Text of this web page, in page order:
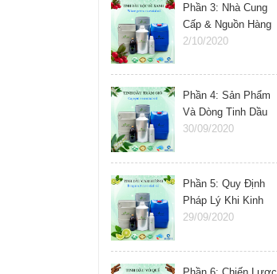
Phần 3: Nhà Cung
Cấp & Nguồn Hàng
Tinh Dầu
2/10/2020
Phần 4: Sản Phẩm
Và Dòng Tinh Dầu
Nên Kinh Doanh
30/09/2020
Phần 5: Quy Định
Pháp Lý Khi Kinh
Doanh Tinh Dầu
29/09/2020